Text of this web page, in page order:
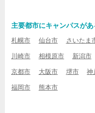
主要都市にキャンパスが
札幌市 仙台市 さいたま
川崎市 相模原市 新潟市
京都市 大阪市 堺市 神
福岡市 熊本市